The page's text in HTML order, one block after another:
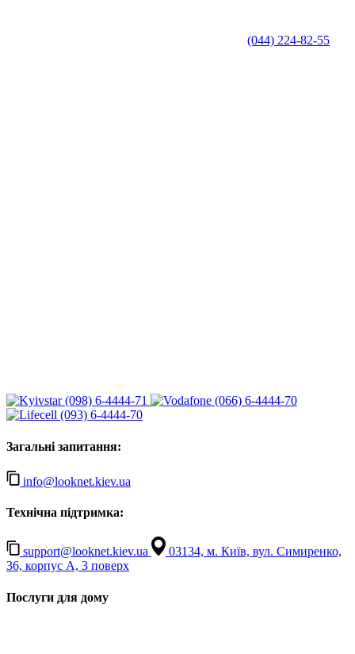
(044) 224-82-55
(098) 6-4444-71
(066) 6-4444-70
(093) 6-4444-70
Загальні запитання:
info@looknet.kiev.ua
Технічна підтримка:
support@looknet.kiev.ua
03134, м. Київ, вул. Симиренко,
36, корпус А, 3 поверх
Послуги для дому